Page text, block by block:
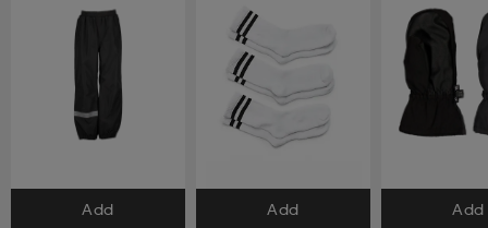
Velg størrelse
Add Velg størrelse
Add Velg Add